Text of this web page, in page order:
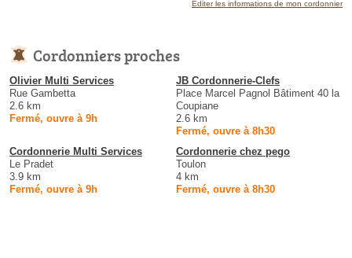
Éditer les informations de mon cordonnier
Cordonniers proches
Olivier Multi Services
Rue Gambetta
2.6 km
Fermé, ouvre à 9h
JB Cordonnerie-Clefs
Place Marcel Pagnol Bâtiment 40 la
Coupiane
2.6 km
Fermé, ouvre à 8h30
Cordonnerie Multi Services
Le Pradet
3.9 km
Fermé, ouvre à 9h
Cordonnerie chez pego
Toulon
4 km
Fermé, ouvre à 8h30